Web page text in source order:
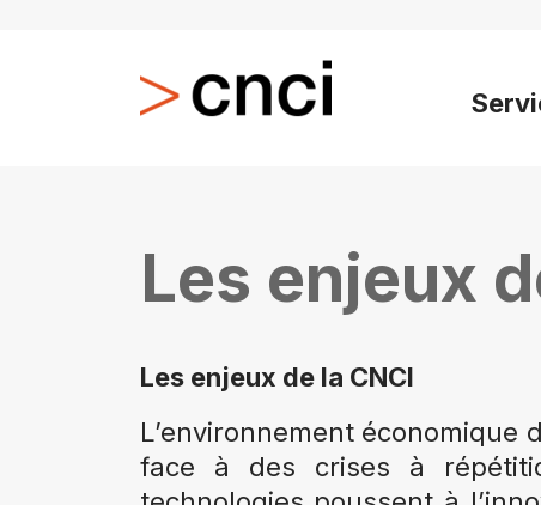
Les enjeux
Les enjeux de la CNCI
L’environnement économique
face à des crises à